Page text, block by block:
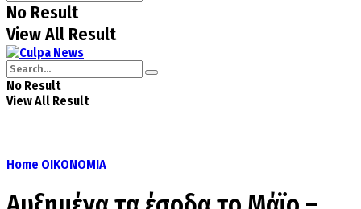
No Result
View All Result
No Result
View All Result
Home ΟΙΚΟΝΟΜΙΑ